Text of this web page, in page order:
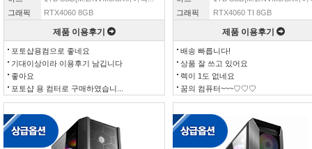
그래픽
RTX4060 8GB
제품 이용후기
포토샵용컴으로 좋네요
기대이상이라 이용후기 남깁니다
좋아요
포토샵 용 컴터로 구매하였습니...
그래픽
RTX4060 TI 8GB
제품 이용후기
배송 빠릅니다!
상품 잘 쓰고 있어요
렉이 1도 없네요
꿈의 컴퓨터~~~♡♡♡